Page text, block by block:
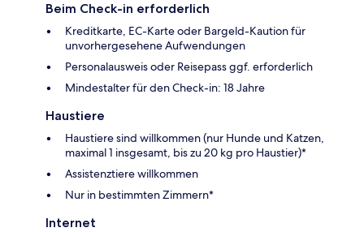
Beim Check-in erforderlich
Kreditkarte, EC-Karte oder Bargeld-Kaution für
unvorhergesehene Aufwendungen
Personalausweis oder Reisepass ggf. erforderlich
Mindestalter für den Check-in: 18 Jahre
Haustiere
Haustiere sind willkommen (nur Hunde und Katzen,
maximal 1 insgesamt, bis zu 20 kg pro Haustier)*
Assistenztiere willkommen
Nur in bestimmten Zimmern*
Internet